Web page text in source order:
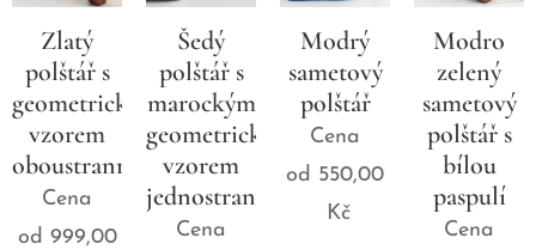
Zlatý
polštář s
geometrickým
vzorem
oboustranný
Cena
od 999,00
Šedý
polštář s
marockým
geometrickým
vzorem
jednostranný
Cena
Modrý
sametový
polštář
Cena
od 550,00
Kč
Modro
zelený
sametový
polštář s
bílou
paspulí
Cena